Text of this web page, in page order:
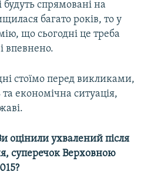
будуть спрямовані на
багато років, то у
що сьогодні це треба
впевнено.
стоїмо перед викликами,
та економічна ситуація,
оцінили ухвалений після
суперечок Верховною